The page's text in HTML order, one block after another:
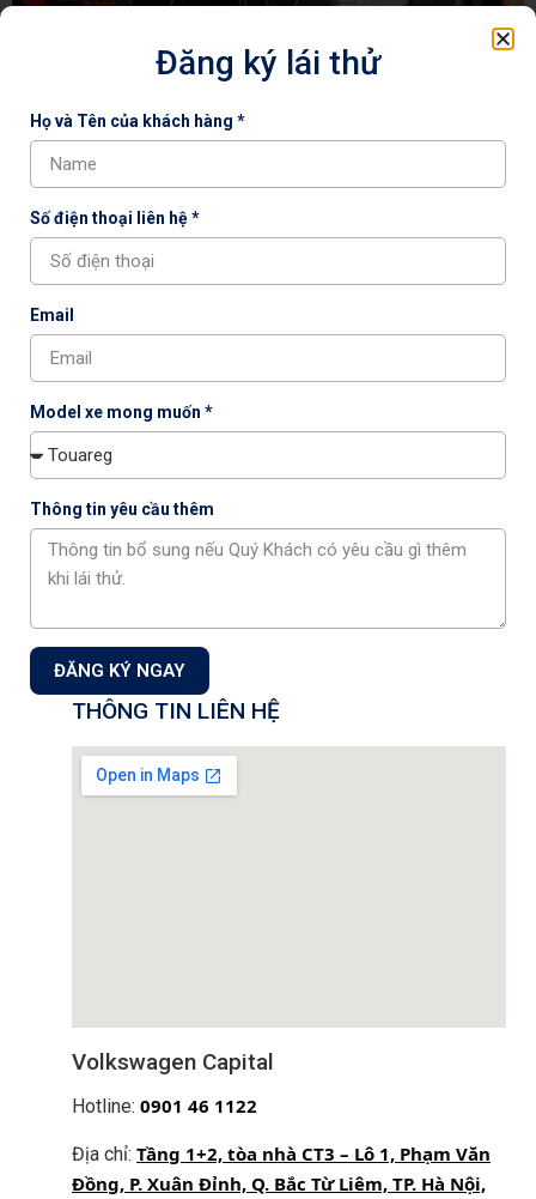
Nội thất
nâng tầm cảm giác chạm với chất liệu da mềm hơn, vân
gỗ mới và ánh sáng nội thất dịu mắt. Ghế thương gia tích hợp
massage, sưởi, thông gió kết hợp cùng trần kính toàn cảnh giúp
khoang xe luôn thoáng nhưng không kém phần riêng tư.
Trải nghiệm vận hành
định, êm ái, xứng đáng với kỳ vọng của một mẫu xe dành cho
những hành trình đẳng cấp.
Khi mua phiên bản này, khách hàng sẽ nhận được:
Đăng ký lái thử
Họ và Tên của khách hàng *
Số điện thoại liên hệ *
Email
Model xe mong muốn *
Thông tin yêu cầu thêm
ĐĂNG KÝ NGAY
THÔNG TIN LIÊN HỆ
Volkswagen Capital
Hotline: 0901 46 1122
Địa chỉ: Tầng 1+2, tòa nhà CT3 – Lô 1, Phạm Văn
Đồng, P. Xuân Đỉnh, Q. Bắc Từ Liêm, TP. Hà Nội,